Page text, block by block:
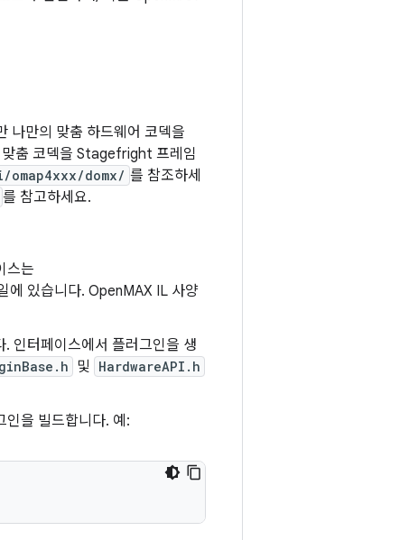
나만의 맞춤 하드웨어 코덱을
맞춤 코덱을 Stagefright 프레임
domx/ 를 참조하세
를 참고하세요.
스는
에 있습니다. OpenMAX IL 사양
인터페이스에서 플러그인을 생
및 HardwareAPI.h
인을 빌드합니다. 예: